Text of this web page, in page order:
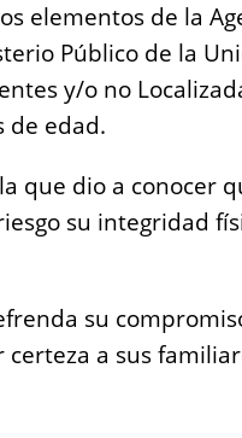
elementos de la
Público de la
y/o no
de edad.
que dio a conocer
su integridad
su
a sus